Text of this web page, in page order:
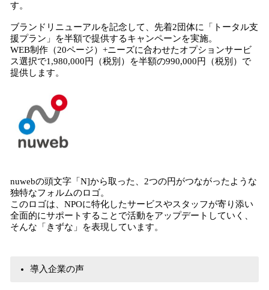
す。
ブランドリニューアルを記念して、先着2団体に「トータル支
援プラン」を半額で提供するキャンペーンを実施。
WEB制作（20ページ）+ニーズに合わせたオプションサービ
ス選択で1,980,000円（税別）を半額の990,000円（税別）で
提供します。
nuwebの頭文字「N]から取った、2つの円がつながったような
独特なフォルムのロゴ。
このロゴは、NPOに特化したサービスやスタッフが寄り添い
全面的にサポートすることで活動をアップデートしていく、
そんな「きずな」を表現しています。
導入企業の声